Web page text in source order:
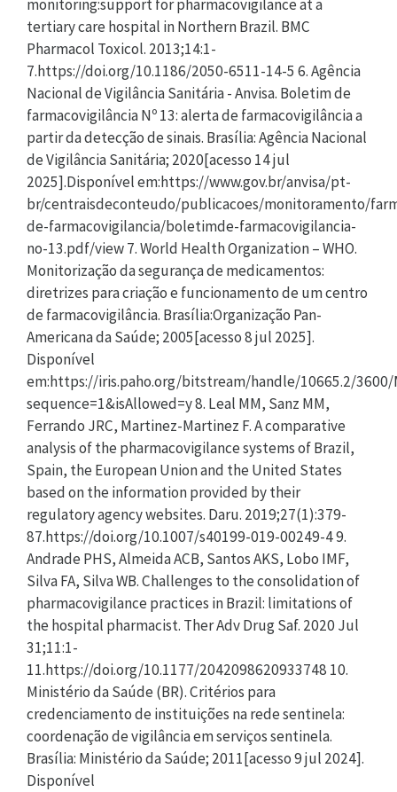
monitoring:support for pharmacovigilance at a
tertiary care hospital in Northern Brazil. BMC
Pharmacol Toxicol. 2013;14:1-
7.https://doi.org/10.1186/2050-6511-14-5 6. Agência
Nacional de Vigilância Sanitária - Anvisa. Boletim de
farmacovigilância Nº 13: alerta de farmacovigilância a
partir da detecção de sinais. Brasília: Agência Nacional
de Vigilância Sanitária; 2020[acesso 14 jul
2025].Disponível em:https://www.gov.br/anvisa/pt-
br/centraisdeconteudo/publicacoes/monitoramento/
de-farmacovigilancia/boletimde-farmacovigilancia-
no-13.pdf/view 7. World Health Organization – WHO.
Monitorização da segurança de medicamentos:
diretrizes para criação e funcionamento de um centro
de farmacovigilância. Brasília:Organização Pan-
Americana da Saúde; 2005[acesso 8 jul 2025].
Disponível
em:https://iris.paho.org/bitstream/handle/10665.2/
sequence=1&isAllowed=y 8. Leal MM, Sanz MM,
Ferrando JRC, Martinez-Martinez F. A comparative
analysis of the pharmacovigilance systems of Brazil,
Spain, the European Union and the United States
based on the information provided by their
regulatory agency websites. Daru. 2019;27(1):379-
87.https://doi.org/10.1007/s40199-019-00249-4 9.
Andrade PHS, Almeida ACB, Santos AKS, Lobo IMF,
Silva FA, Silva WB. Challenges to the consolidation of
pharmacovigilance practices in Brazil: limitations of
the hospital pharmacist. Ther Adv Drug Saf. 2020 Jul
31;11:1-
11.https://doi.org/10.1177/2042098620933748 10.
Ministério da Saúde (BR). Critérios para
credenciamento de instituições na rede sentinela:
coordenação de vigilância em serviços sentinela.
Brasília: Ministério da Saúde; 2011[acesso 9 jul 2024].
Disponível